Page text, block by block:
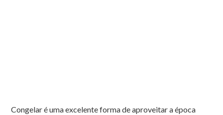
Congelar é uma excelente forma de aproveitar a época